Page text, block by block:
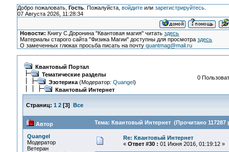
Добро пожаловать, Гость. Пожалуйста, войдитеили зарегистрируйтесь.
07 Августа 2026, 11:28:34
Новости: Книгу С.Доронина "Квантовая магия" читатьздесь
Материалы старого сайта "Физика Магии" доступны для просмотраздесь
О замеченных глюках просьба писать на почтуquantmag@mail.ru
Квантовый Портал
Тематические разделы
Эзотерика(Модератор: Quangel)
Квантовый Интернет
0
Страниц: 1 2[3] Все
Автор Тема: Квантовый Интернет (Прочитано 117287
Quangel
Модератор
Ветеран
Re: Квантовый Интернет
« Ответ #30 : 01 Июня 2016, 01:19:12 »